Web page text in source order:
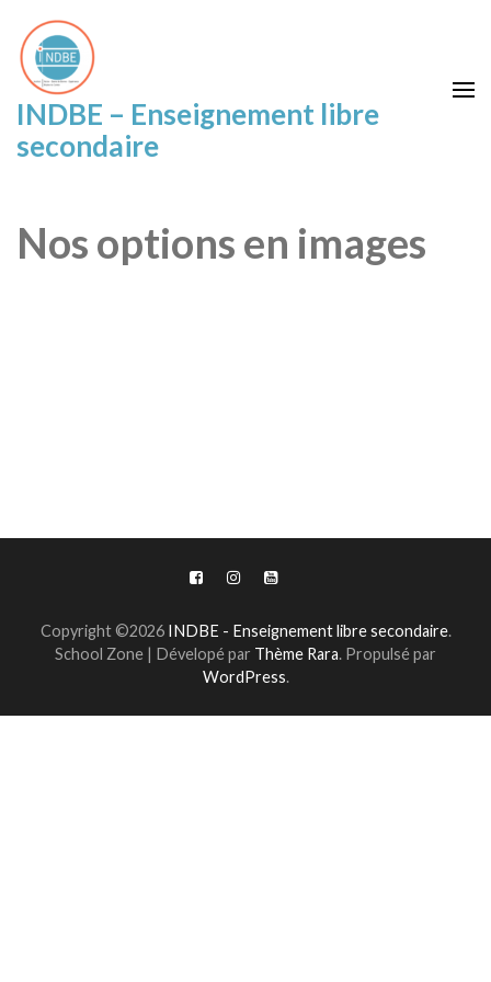
INDBE – Enseignement libre
secondaire
Nos options en images
Copyright ©2026 INDBE - Enseignement libre secondaire.
School Zone | Dévelopé par Thème Rara. Propulsé par
WordPress.